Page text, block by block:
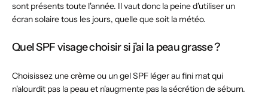
sont présents toute l'année. Il vaut donc la peine d'utiliser un
écran solaire tous les jours, quelle que soit la météo.
Quel SPF visage choisir si j’ai la peau grasse ?
Choisissez une crème ou un gel SPF léger au fini mat qui
n'alourdit pas la peau et n'augmente pas la sécrétion de sébum.